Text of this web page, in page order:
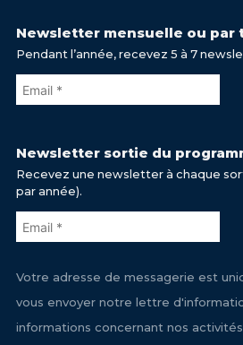
Newsletter mensuelle ou par
Pendant l’année, recevez 5 à 7
Newsletter sortie du
Recevez une newsletter à chaque
par année).
Votre adresse de messagerie est
vous envoyer notre lettre
informations concernant nos